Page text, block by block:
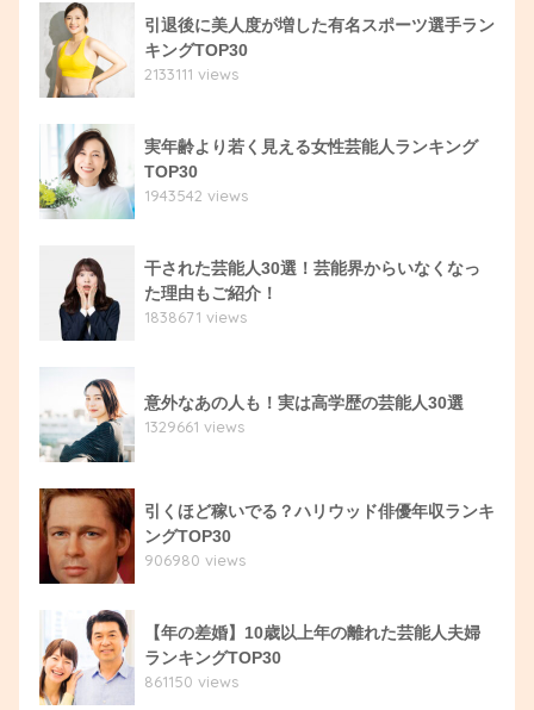
引退後に美人度が増した有名スポーツ選手ラン
キングTOP30
2133111 views
実年齢より若く見える女性芸能人ランキング
TOP30
1943542 views
干された芸能人30選！芸能界からいなくなっ
た理由もご紹介！
1838671 views
意外なあの人も！実は高学歴の芸能人30選
1329661 views
引くほど稼いでる？ハリウッド俳優年収ランキ
ングTOP30
906980 views
【年の差婚】10歳以上年の離れた芸能人夫婦
ランキングTOP30
861150 views